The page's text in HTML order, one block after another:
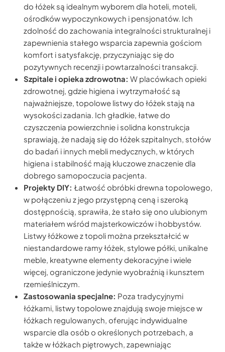
do łóżek są idealnym wyborem dla hoteli, moteli,
ośrodków wypoczynkowych i pensjonatów. Ich
zdolność do zachowania integralności strukturalnej i
zapewnienia stałego wsparcia zapewnia gościom
komfort i satysfakcję, przyczyniając się do
pozytywnych recenzji i powtarzalności transakcji.
Szpitale i opieka zdrowotna: W placówkach opieki
zdrowotnej, gdzie higiena i wytrzymałość są
najważniejsze, topolowe listwy do łóżek stają na
wysokości zadania. Ich gładkie, łatwe do
czyszczenia powierzchnie i solidna konstrukcja
sprawiają, że nadają się do łóżek szpitalnych, stołów
do badań i innych mebli medycznych, w których
higiena i stabilność mają kluczowe znaczenie dla
dobrego samopoczucia pacjenta.
Projekty DIY: Łatwość obróbki drewna topolowego,
w połączeniu z jego przystępną ceną i szeroką
dostępnością, sprawiła, że stało się ono ulubionym
materiałem wśród majsterkowiczów i hobbystów.
Listwy łóżkowe z topoli można przekształcić w
niestandardowe ramy łóżek, stylowe półki, unikalne
meble, kreatywne elementy dekoracyjne i wiele
więcej, ograniczone jedynie wyobraźnią i kunsztem
rzemieślniczym.
Zastosowania specjalne: Poza tradycyjnymi
łóżkami, listwy topolowe znajdują swoje miejsce w
łóżkach regulowanych, oferując indywidualne
wsparcie dla osób o określonych potrzebach, a
także w łóżkach piętrowych, zapewniając